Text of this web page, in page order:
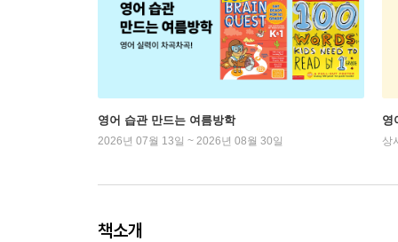
영어 습관 만드는 여름방학
2026년 07월 13일 ~ 2026년 08월 30일
영
상
책소개